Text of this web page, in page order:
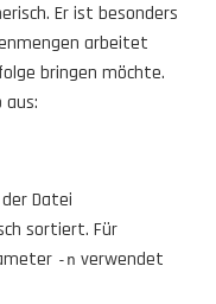
Er ist besonders
arbeitet
bringen möchte.
Datei
sortiert. Für
-n verwendet